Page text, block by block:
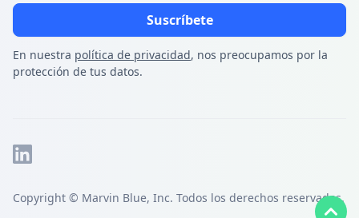
En nuestra política de privacidad, nos preocupamos por la
protección de tus datos.
Copyright © Marvin Blue, Inc. Todos los derechos reservados.